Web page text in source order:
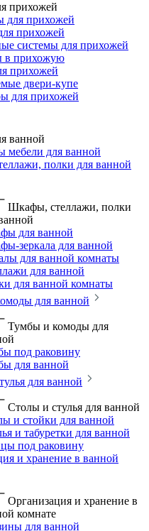
прихожей
для прихожей
прихожей
системы для прихожей
в прихожую
прихожей
двери-купе
для прихожей
ванной
мебели для ванной
полки для ванной
Шкафы, стеллажи, полки
для ванной
зеркала для ванной
для ванной комнаты
для ванной
для ванной комнаты
для ванной
Тумбы и комоды для
под раковину
для ванной
для ванной
Столы и стулья для ванной
и стойки для ванной
и табуретки для ванной
под раковину
и хранение в ванной
Организация и хранение в
комнате
для ванной